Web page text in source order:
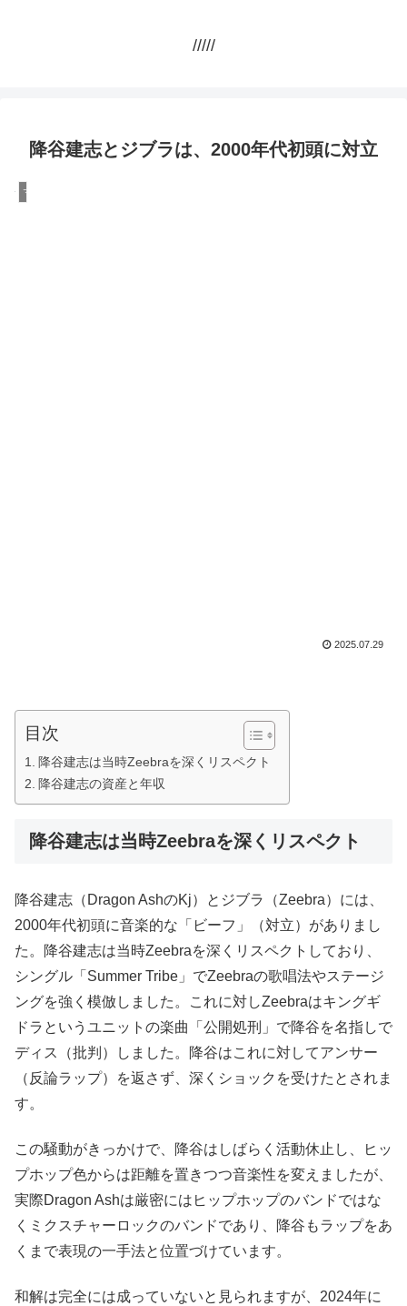
/////
降谷建志とジブラは、2000年代初頭に対立
マスコミ
2025.07.29
目次
降谷建志は当時Zeebraを深くリスペクト
降谷建志の資産と年収
降谷建志は当時Zeebraを深くリスペクト
降谷建志（Dragon AshのKj）とジブラ（Zeebra）には、
2000年代初頭に音楽的な「ビーフ」（対立）がありまし
た。降谷建志は当時Zeebraを深くリスペクトしており、
シングル「Summer Tribe」でZeebraの歌唱法やステージ
ングを強く模倣しました。これに対しZeebraはキングギ
ドラというユニットの楽曲「公開処刑」で降谷を名指しで
ディス（批判）しました。降谷はこれに対してアンサー
（反論ラップ）を返さず、深くショックを受けたとされま
す。
この騒動がきっかけで、降谷はしばらく活動休止し、ヒッ
プホップ色からは距離を置きつつ音楽性を変えましたが、
実際Dragon Ashは厳密にはヒップホップのバンドではな
くミクスチャーロックのバンドであり、降谷もラップをあ
くまで表現の一手法と位置づけています。
和解は完全には成っていないと見られますが、2024年に